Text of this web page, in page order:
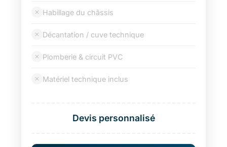
Habillage du châssis
Décantation / cuve technique
Plomberie & circuit PVC
Matériel technique inclus
Devis personnalisé